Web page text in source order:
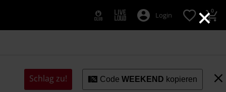
×
Login 0
Schlag zu! CodeWEEKEND kopieren